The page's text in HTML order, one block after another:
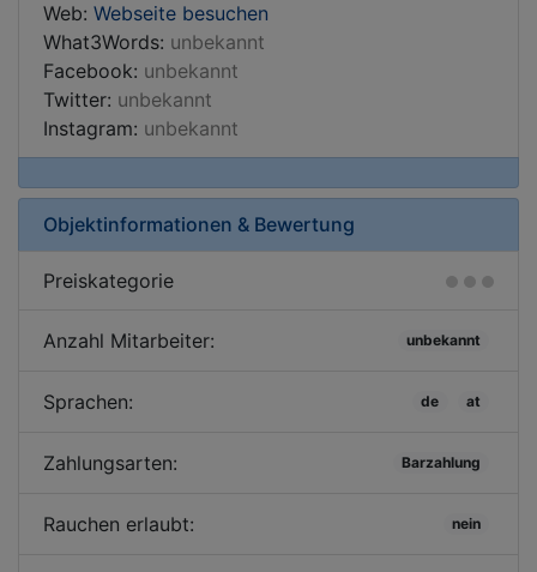
Web: Webseite besuchen
What3Words: unbekannt
Facebook: unbekannt
Twitter: unbekannt
Instagram: unbekannt
Objektinformationen & Bewertung
Preiskategorie
Anzahl Mitarbeiter: unbekannt
Sprachen: de at
Zahlungsarten: Barzahlung
Rauchen erlaubt: nein